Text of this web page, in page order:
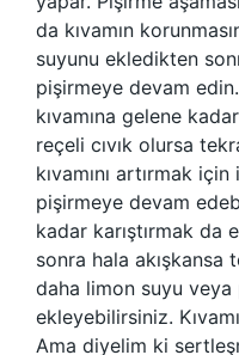
da kıvamın
suyunu ekledikten
pişirmeye devam
kıvamına gelene
reçeli cıvık olursa
kıvamını artırmak
pişirmeye devam
kadar karıştırmak da
sonra hala
daha limon suyu
ekleyebilirsiniz.
Ama diyelim ki